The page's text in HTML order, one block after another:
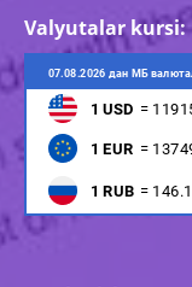
Valyutalar kursi: